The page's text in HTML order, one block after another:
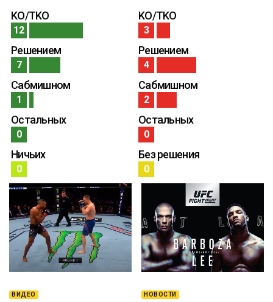
KO/TKO
12
Решением
7
Сабмишном
1
Остальных
0
Ничьих
0
KO/TKO
3
Решением
4
Сабмишном
2
Остальных
0
Без решения
0
ВИДЕО НОВОСТИ